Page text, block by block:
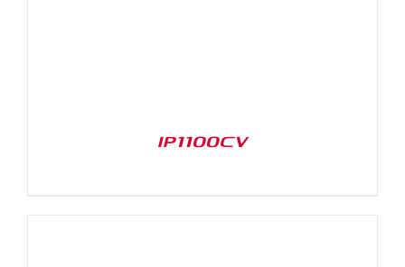
IP1100CV